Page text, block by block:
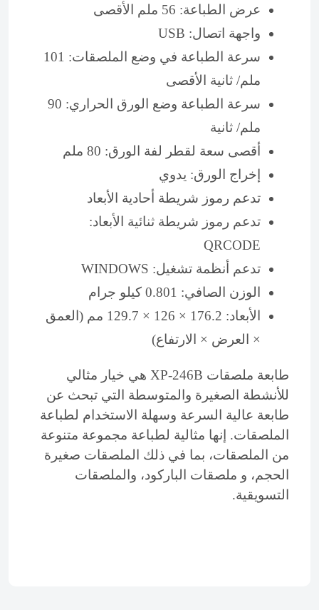
عرض الطباعة: 56 ملم الأقصى
واجهة اتصال: USB
سرعة الطباعة في وضع الملصقات: 101
ملم/ ثانية الأقصى
سرعة الطباعة وضع الورق الحراري: 90
ملم/ ثانية
أقصى سعة لقطر لفة الورق: 80 ملم
إخراج الورق: يدوي
تدعم رموز شريطة أحادية الأبعاد
تدعم رموز شريطة ثنائية الأبعاد:
QRCODE
تدعم أنظمة تشغيل: WINDOWS
الوزن الصافي: 0.801 كيلو جرام
الأبعاد: 176.2 × 126 × 129.7 مم (العمق
× العرض × الارتفاع)
طابعة ملصقات XP-246B هي خيار مثالي
للأنشطة الصغيرة والمتوسطة التي تبحث عن
طابعة عالية السرعة وسهلة الاستخدام لطباعة
الملصقات. إنها مثالية لطباعة مجموعة متنوعة
من الملصقات، بما في ذلك الملصقات صغيرة
الحجم، و ملصقات الباركود، والملصقات
التسويقية.